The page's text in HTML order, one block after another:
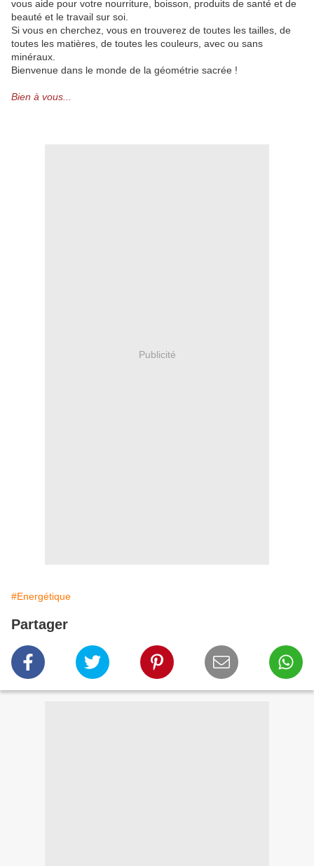
vous aide pour votre nourriture, boisson, produits de santé et de
beauté et le travail sur soi.
Si vous en cherchez, vous en trouverez de toutes les tailles, de
toutes les matières, de toutes les couleurs, avec ou sans
minéraux.
Bienvenue dans le monde de la géométrie sacrée !
Bien à vous...
Publicité
#Energétique
Partager